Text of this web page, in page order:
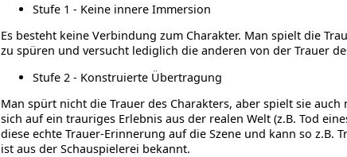
Stufe 1 - Keine innere Immersion
Es besteht keine Verbindung zum Charakter. Man spielt die
zu spüren und versucht lediglich die anderen von der Trauer
Stufe 2 - Konstruierte Übertragung
Man spürt nicht die Trauer des Charakters, aber spielt sie
sich auf ein trauriges Erlebnis aus der realen Welt (z.B. Tod
diese echte Trauer-Erinnerung auf die Szene und kann so z.B.
ist aus der Schauspielerei bekannt.